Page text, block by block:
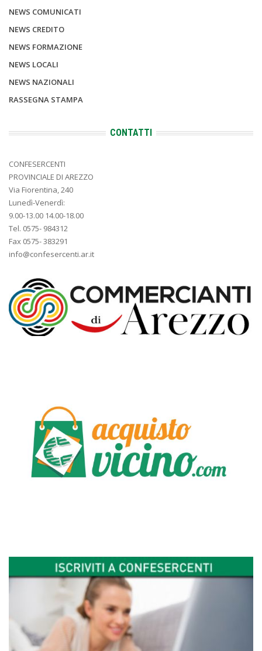
NEWS COMUNICATI
NEWS CREDITO
NEWS FORMAZIONE
NEWS LOCALI
NEWS NAZIONALI
RASSEGNA STAMPA
CONTATTI
CONFESERCENTI
PROVINCIALE DI AREZZO
Via Fiorentina, 240
Lunedì-Venerdì:
9.00-13.00 14.00-18.00
Tel. 0575- 984312
Fax 0575- 383291
info@confesercenti.ar.it